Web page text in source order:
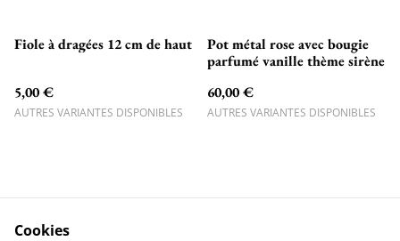
Fiole à dragées 12 cm de haut
5,00 €
AUTRES VARIANTES DISPONIBLES
Pot métal rose avec bougie
parfumé vanille thème sirène
60,00 €
AUTRES VARIANTES DISPONIBLES
Cookies